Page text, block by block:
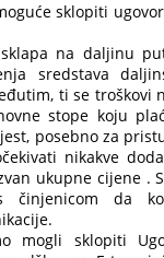
sklopiti
na daljinu
sredstava
ti se troškovi
stope koju
posebno za
​​nikakve
ukupne cijene .
činjenicom da
mogli sklopiti